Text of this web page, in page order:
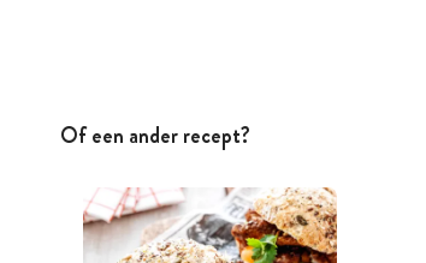
Of een ander recept?